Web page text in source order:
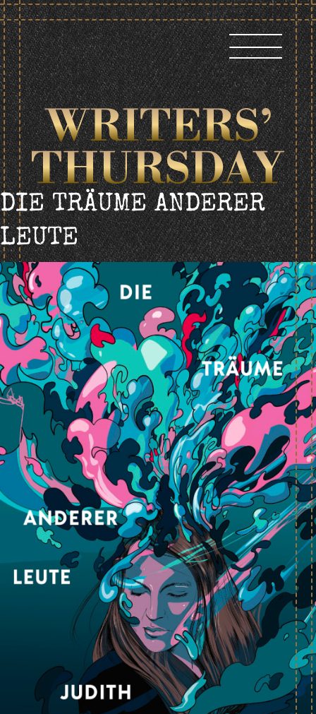
Skip
to
content
DIE TRÄUME ANDERER
LEUTE